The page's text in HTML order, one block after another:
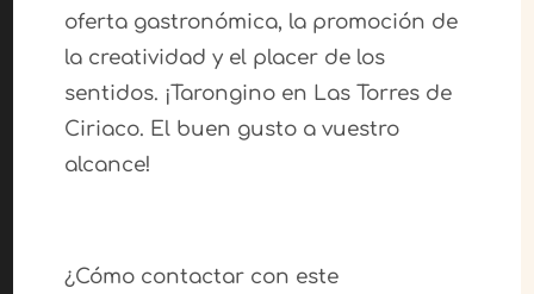
oferta gastronómica, la promoción de
la creatividad y el placer de los
sentidos. ¡Tarongino en Las Torres de
Ciriaco. El buen gusto a vuestro
alcance!
¿Cómo contactar con este